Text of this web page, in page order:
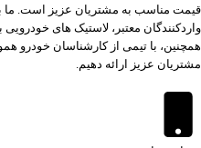
قیمت مناسب به مشتریان عزیز است. ما
واردکنندگان معتبر، لاستیک های خودرویی
همچنین، با تیمی از کارشناسان خودرو
مشتریان عزیز ارائه دهیم.